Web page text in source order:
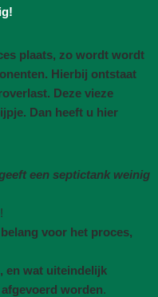
plaats, zo wordt wordt
Hierbij ontstaat
Deze vieze
Dan heeft u hier
een septictank weinig
!
voor het proces,
en wat uiteindelijk
worden.